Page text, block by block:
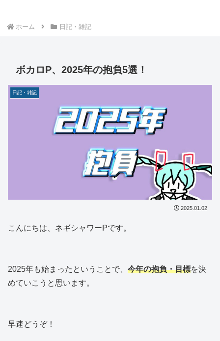
ホーム 日記・雑記
ボカロP、2025年の抱負5選！
日記・雑記
2025.01.02
こんにちは、ネギシャワーPです。
2025年も始まったということで、 今年の抱負・目標を決
めていこうと思います。
早速どうぞ！